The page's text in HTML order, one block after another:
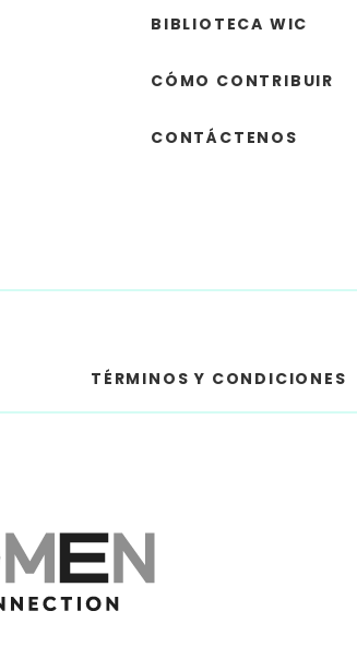
BIBLIOTECA WIC
CÓMO CONTRIBUIR
CONTÁCTENOS
TÉRMINOS Y CONDICIONES